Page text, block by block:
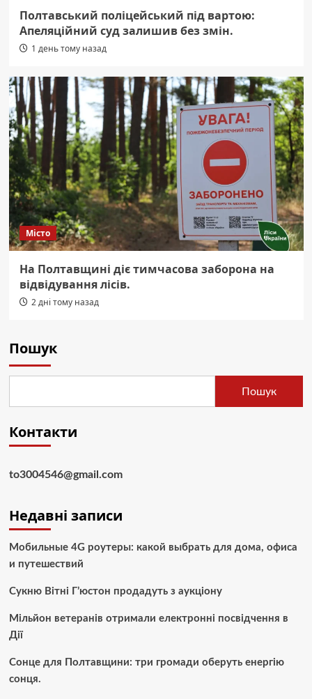
Полтавський поліцейський під вартою:
Апеляційний суд залишив без змін.
1 день тому назад
Місто
На Полтавщині діє тимчасова заборона на
відвідування лісів.
2 дні тому назад
Пошук
Пошук
Контакти
to3004546@gmail.com
Недавні записи
Мобильные 4G роутеры: какой выбрать для дома, офиса
и путешествий
Сукню Вітні Г’юстон продадуть з аукціону
Мільйон ветеранів отримали електронні посвідчення в
Дії
Сонце для Полтавщини: три громади оберуть енергію
сонця.